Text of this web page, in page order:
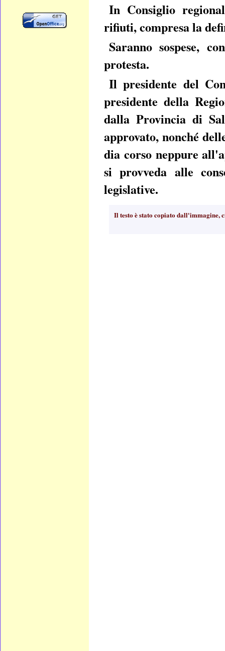
In Consiglio
rifiuti, compresa la
Saranno sospese,
protesta.
Il presidente del
presidente della
dalla Provincia di
approvato, nonché
dia corso neppure
si provveda alle
legislative.
Il testo è stato copiato dall'immagine,